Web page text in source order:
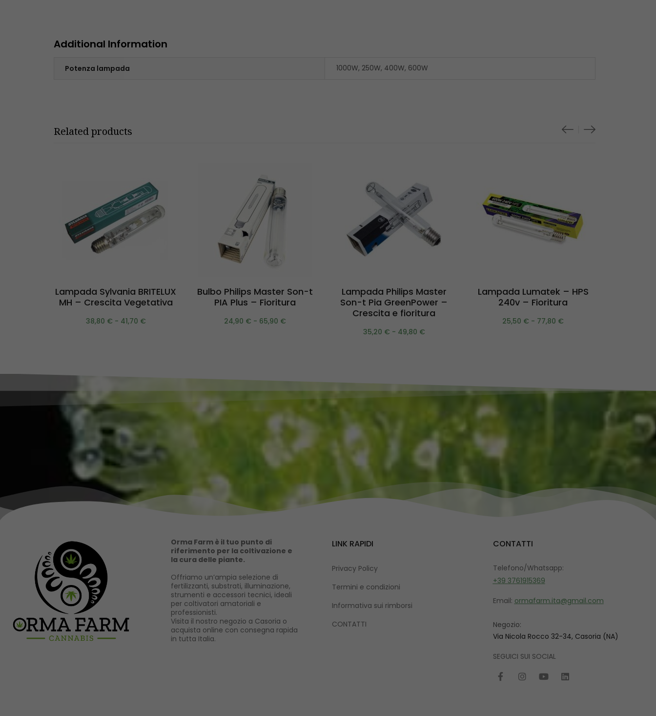
Additional Information
Potenza lampada 1000W, 250W, 400W, 600W
Related products
Scegli
Lampada Sylvania BRITELUX
MH – Crescita Vegetativa
38,80 € - 41,70 €
Scegli
Bulbo Philips Master Son-t
PIA Plus – Fioritura
24,90 € - 65,90 €
Scegli
Lampada Philips Master
Son-t Pia GreenPower –
Crescita e fioritura
35,20 € - 49,80 €
Scegli
Lampada Lumatek – HPS
240v – Fioritura
25,50 € - 77,80 €
Orma Farm è il tuo punto di
riferimento per la coltivazione e
la cura delle piante.
Offriamo un’ampia selezione di
fertilizzanti, substrati, illuminazione,
strumenti e accessori tecnici, ideali
per coltivatori amatoriali e
professionisti.
Visita il nostro negozio a Casoria o
acquista online con consegna rapida
in tutta Italia.
LINK RAPIDI
Privacy Policy
Termini e condizioni
Informativa sui rimborsi
CONTATTI
CONTATTI
Telefono/Whatsapp:
+39 3761915369
Email: ormafarm.ita@gmail.com
Negozio:
Via Nicola Rocco 32-34, Casoria (NA)
SEGUICI SUI SOCIAL